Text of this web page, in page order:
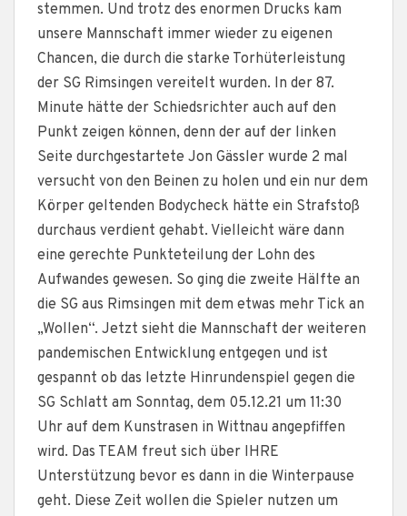
stemmen. Und trotz des enormen Drucks kam
unsere Mannschaft immer wieder zu eigenen
Chancen, die durch die starke Torhüterleistung
der SG Rimsingen vereitelt wurden. In der 87.
Minute hätte der Schiedsrichter auch auf den
Punkt zeigen können, denn der auf der linken
Seite durchgestartete Jon Gässler wurde 2 mal
versucht von den Beinen zu holen und ein nur dem
Körper geltenden Bodycheck hätte ein Strafstoß
durchaus verdient gehabt. Vielleicht wäre dann
eine gerechte Punkteteilung der Lohn des
Aufwandes gewesen. So ging die zweite Hälfte an
die SG aus Rimsingen mit dem etwas mehr Tick an
„Wollen“. Jetzt sieht die Mannschaft der weiteren
pandemischen Entwicklung entgegen und ist
gespannt ob das letzte Hinrundenspiel gegen die
SG Schlatt am Sonntag, dem 05.12.21 um 11:30
Uhr auf dem Kunstrasen in Wittnau angepfiffen
wird. Das TEAM freut sich über IHRE
Unterstützung bevor es dann in die Winterpause
geht. Diese Zeit wollen die Spieler nutzen um